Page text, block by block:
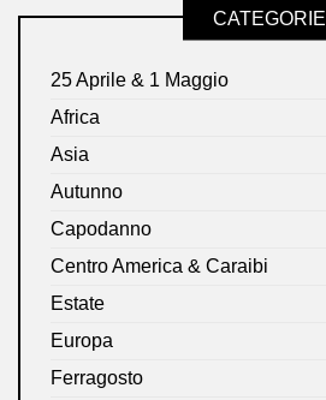
CATEGORIE
25 Aprile & 1 Maggio
Africa
Asia
Autunno
Capodanno
Centro America & Caraibi
Estate
Europa
Ferragosto